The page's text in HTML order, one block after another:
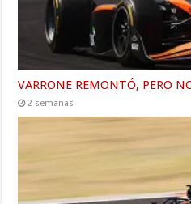
VARRONE REMONTÓ, PERO
2 semanas